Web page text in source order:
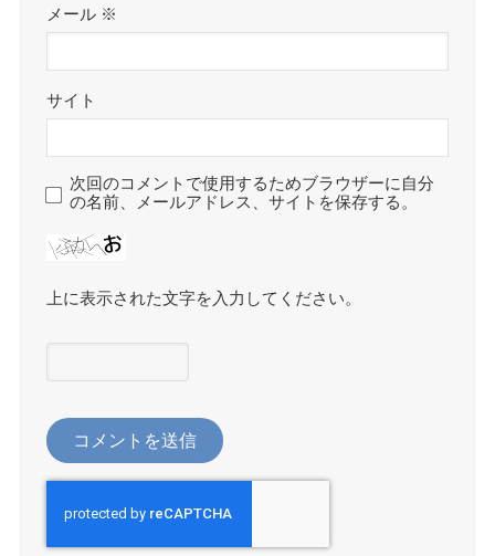
メール ※
サイト
次回のコメントで使用するためブラウザーに自分
の名前、メールアドレス、サイトを保存する。
上に表示された文字を入力してください。